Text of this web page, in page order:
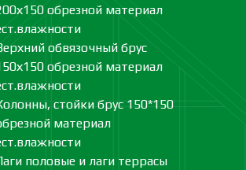
обрезной материал
обвязочный брус
обрезной материал
стойки брус 150*150
материал
половые и лаги террасы